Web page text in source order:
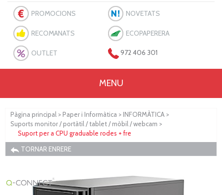
PROMOCIONS NOVETATS
RECOMANATS ECOPAPERERA
OUTLET 972 406 301
MENU
Pàgina principal > Paper i Informàtica > INFORMÀTICA >
Suports monitor / portàtil / tablet / mòbil / webcam >
Suport per a CPU graduable rodes + fre
TORNAR ENRERE